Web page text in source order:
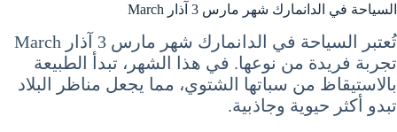
السياحة في الدانمارك شهر مارس 3 آذار March
تُعتبر السياحة في الدانمارك شهر مارس 3 آذار March
تجربة فريدة من نوعها. في هذا الشهر، تبدأ الطبيعة
بالاستيقاظ من سباتها الشتوي، مما يجعل مناظر البلاد
تبدو أكثر حيوية وجاذبية.